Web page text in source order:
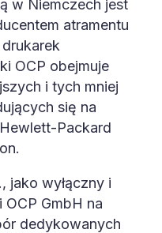
w Niemczech jest
atramentu
OCP obejmuje
i tych mniej
się na
Packard
jako wyłączny i
GmbH na
dedykowanych